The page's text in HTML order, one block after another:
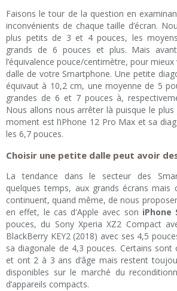
Faisons le tour de la question en
inconvénients de chaque taille d’écran.
plus petits de 3 et 4 pouces, les
grands de 6 pouces et plus. Mais
l’équivalence pouce/centimètre, pour
dalle de votre Smartphone. Une petite
équivaut à 10,2 cm, une moyenne de 5
grandes de 6 et 7 pouces à,
Nous allons nous arrêter là puisque le
moment est l’iPhone 12 Pro Max et sa
les 6,7 pouces.
Choisir une petite dalle peut avoir
La tendance dans le secteur des
quelques temps, aux grands écrans mais
continuent, quand même, de nous proposer
en effet, le cas d'Apple avec son iPhone
pouces, du Sony Xperia XZ2 Compact
BlackBerry KEY2 (2018) avec ses 4,5
sa diagonale de 4,3 pouces. Certains sont
et ont 2 à 3 ans d’âge mais restent
disponibles sur le marché du
d’appareils compacts.